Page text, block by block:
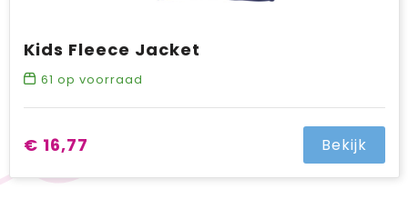
Kids Fleece Jacket
61 op voorraad
€ 16,77 Bekijk